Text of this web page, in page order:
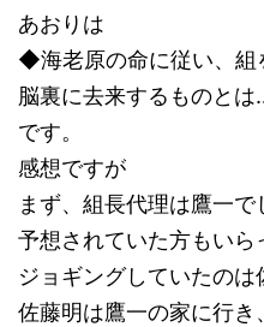
あおりは
◆海老原の命に従い、組
脳裏に去来するものとは
です。
感想ですが
まず、組長代理は鷹一で
予想されていた方もいら
ジョギングしていたのは
佐藤明は鷹一の家に行き